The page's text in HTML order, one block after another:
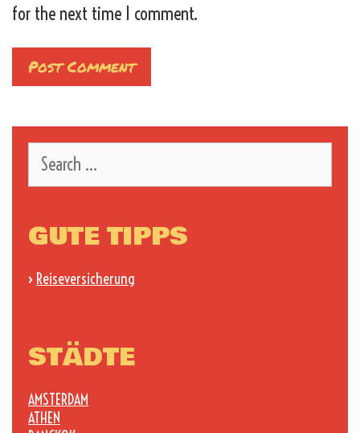
for the next time I comment.
for:
GUTE TIPPS
› Reiseversicherung
STÄDTE
AMSTERDAM
ATHEN